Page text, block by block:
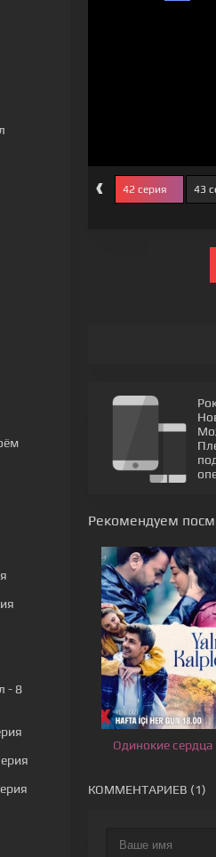
‹ 42 серия 43
Рекомендуем
Одинокие сердца
КОММЕНТАРИЕВ (1)
- 8